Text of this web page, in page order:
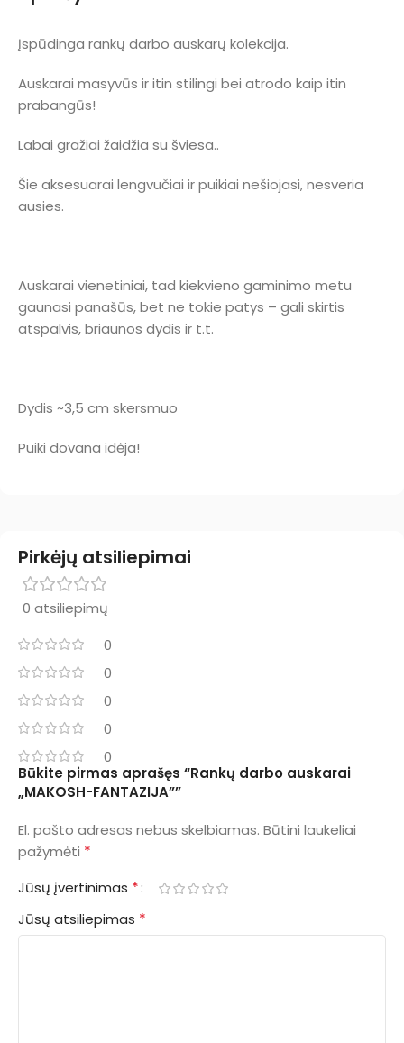
Įspūdinga rankų darbo auskarų kolekcija.
Auskarai masyvūs ir itin stilingi bei atrodo kaip itin
prabangūs!
Labai gražiai žaidžia su šviesa..
Šie aksesuarai lengvučiai ir puikiai nešiojasi, nesveria
ausies.
Auskarai vienetiniai, tad kiekvieno gaminimo metu
gaunasi panašūs, bet ne tokie patys – gali skirtis
atspalvis, briaunos dydis ir t.t.
Dydis ~3,5 cm skersmuo
Puiki dovana idėja!
Pirkėjų atsiliepimai
0 atsiliepimų
0
0
0
0
0
Būkite pirmas aprašęs “Rankų darbo auskarai
„MAKOSH-FANTAZIJA””
El. pašto adresas nebus skelbiamas. Būtini laukeliai
pažymėti *
Jūsų įvertinimas *
Jūsų atsiliepimas *